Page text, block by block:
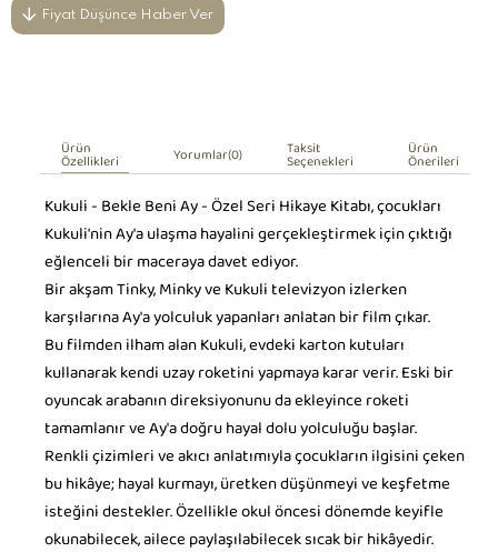
Fiyat Düşünce Haber Ver
Ürün
Özellikleri Yorumlar(0) Taksit
Seçenekleri Ürün
Önerileri
Kukuli - Bekle Beni Ay - Özel Seri Hikaye Kitabı, çocukları
Kukuli'nin Ay'a ulaşma hayalini gerçekleştirmek için çıktığı
eğlenceli bir maceraya davet ediyor.
Bir akşam Tinky, Minky ve Kukuli televizyon izlerken
karşılarına Ay'a yolculuk yapanları anlatan bir film çıkar.
Bu filmden ilham alan Kukuli, evdeki karton kutuları
kullanarak kendi uzay roketini yapmaya karar verir. Eski bir
oyuncak arabanın direksiyonunu da ekleyince roketi
tamamlanır ve Ay'a doğru hayal dolu yolculuğu başlar.
Renkli çizimleri ve akıcı anlatımıyla çocukların ilgisini çeken
bu hikâye; hayal kurmayı, üretken düşünmeyi ve keşfetme
isteğini destekler. Özellikle okul öncesi dönemde keyifle
okunabilecek, ailece paylaşılabilecek sıcak bir hikâyedir.